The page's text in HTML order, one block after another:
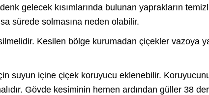
gelecek kısımlarında bulunan yaprakların
sürede solmasına neden olabilir.
Kesilen bölge kurumadan çiçekler vazoya
suyun içine çiçek koruyucu eklenebilir.
Gövde kesiminin hemen ardından güller 38